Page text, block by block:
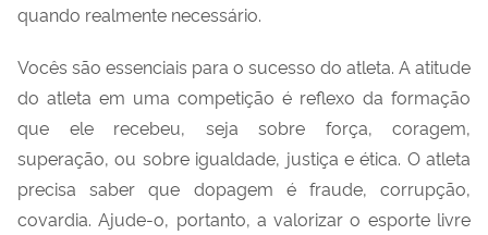
quando realmente necessário.
Vocês são essenciais para o sucesso do atleta. A atitude
do atleta em uma competição é reflexo da formação
que ele recebeu, seja sobre força, coragem,
superação, ou sobre igualdade, justiça e ética. O atleta
precisa saber que dopagem é fraude, corrupção,
covardia. Ajude-o, portanto, a valorizar o esporte livre